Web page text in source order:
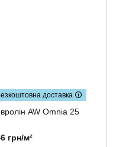
доставка 🛈
AW Omnia 25
грн/м²